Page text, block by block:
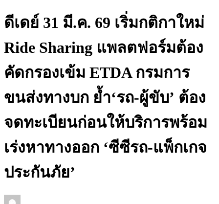
ดีเดย์ 31 มี.ค. 69 เริ่มกติกาใหม่
Ride Sharing แพลตฟอร์มต้อง
คัดกรองเข้ม ETDA กรมการ
ขนส่งทางบก ย้ำ‘รถ-ผู้ขับ’ ต้อง
จดทะเบียนก่อนให้บริการพร้อม
เร่งหาทางออก ‘ซีซีรถ-แพ็กเกจ
ประกันภัย’